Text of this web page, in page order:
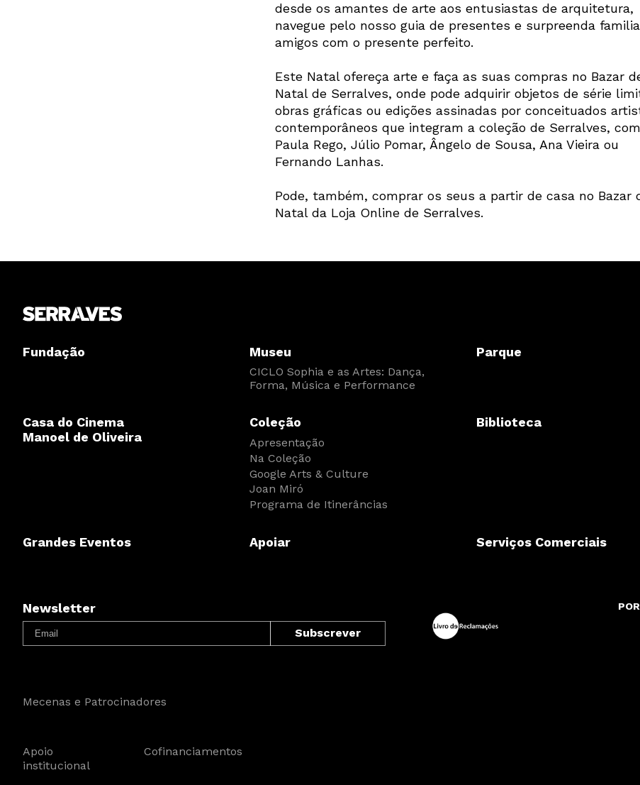
desde os amantes de arte aos entusiastas de arquitetura,
navegue pelo nosso guia de presentes e surpreenda
amigos com o presente perfeito.
Este Natal ofereça arte e faça as suas compras no Bazar
Natal de Serralves, onde pode adquirir objetos de série
obras gráficas ou edições assinadas por conceituados
contemporâneos que integram a coleção de Serralves,
Paula Rego, Júlio Pomar, Ângelo de Sousa, Ana Vieira ou
Fernando Lanhas.
Pode, também, comprar os seus a partir de casa no Bazar
Natal da Loja Online de Serralves.
Fundação Museu
CICLO Sophia e as Artes: Dança,
Forma, Música e Performance
Parque
Casa do Cinema
Manoel de Oliveira
Coleção
Apresentação
Na Coleção
Google Arts & Culture
Joan Miró
Programa de Itinerâncias
Biblioteca
Grandes Eventos Apoiar Serviços Comerciais
Newsletter
Mecenas e Patrocinadores
Apoio
institucional
Cofinanciamentos
Newsletter
Interesses